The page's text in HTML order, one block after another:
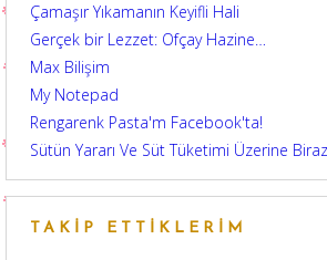
Çamaşır Yıkamanın Keyifli Hali
Gerçek bir Lezzet: Ofçay Hazine…
Max Bilişim
My Notepad
Rengarenk Pasta'm Facebook'ta!
Sütün Yararı Ve Süt Tüketimi Üzerine
TAKIP ETTIKLERIM